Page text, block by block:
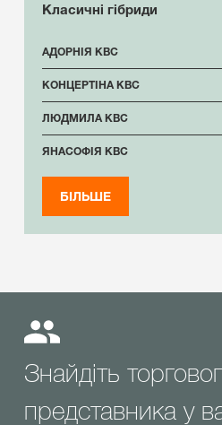
Класичні гібриди
АДОРНІЯ КВС
КОНЦЕРТІНА КВС
ЛЮДМИЛА КВС
ЯНАСОФІЯ КВС
БІЛЬШЕ
Знайдіть
представника у